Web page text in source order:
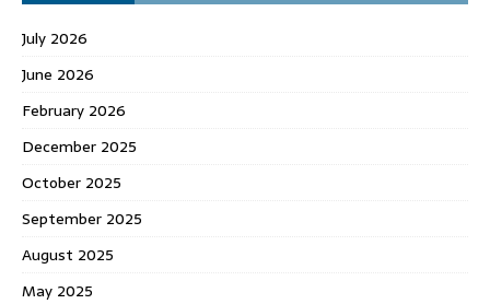
July 2026
June 2026
February 2026
December 2025
October 2025
September 2025
August 2025
May 2025